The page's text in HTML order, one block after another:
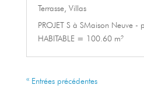
Terrasse, Villas
PROJET S à SMaison Neuve -
HABITABLE = 100.60 m²
« Entrées précédentes